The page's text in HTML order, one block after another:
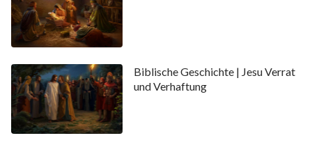
Biblische Geschichte | Jesu Verrat
und Verhaftung